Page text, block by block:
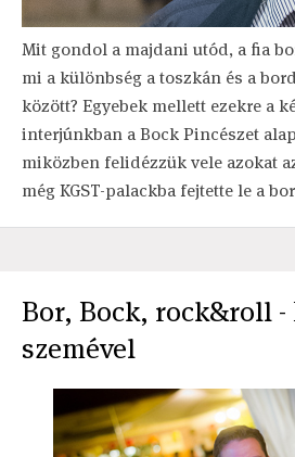
Mit gondol a majdani utód, a fia
mi a különbség a toszkán és a
között? Egyebek mellett ezekre a
interjúnkban a Bock Pincészet
miközben felidézzük vele azokat
még KGST-palackba fejtette le a
Bor, Bock, rock&roll -
szemével